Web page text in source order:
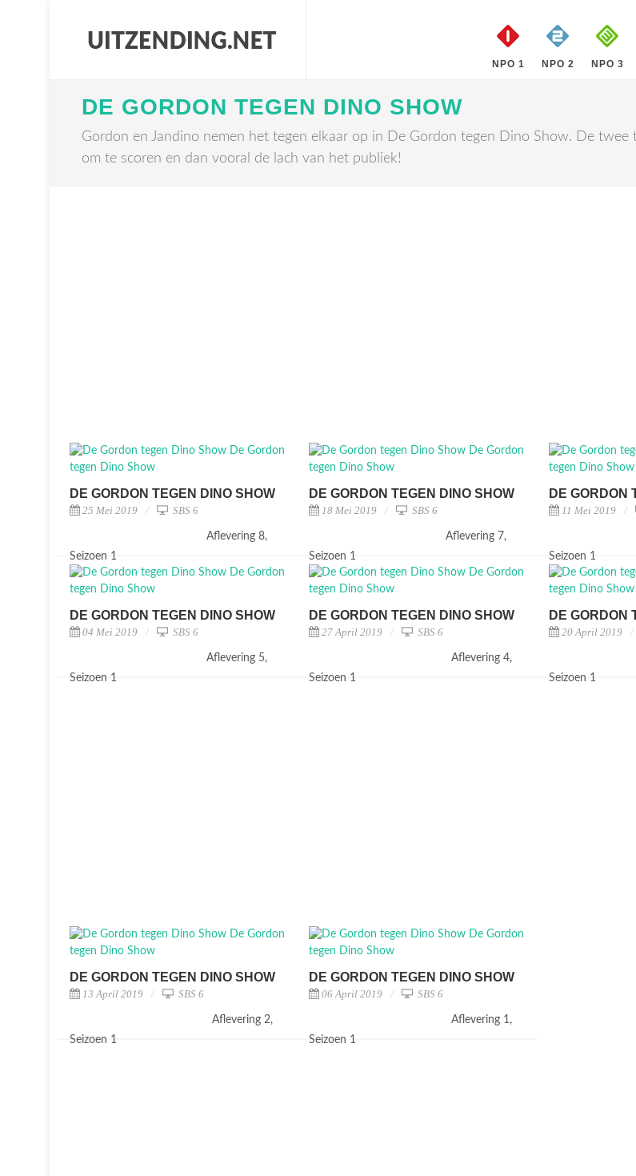
NPO 1 NPO 2 NPO 3
DE GORDON TEGEN DINO SHOW
Gordon en Jandino nemen het tegen elkaar op in De Gordon tegen Dino Show. De twee
om te scoren en dan vooral de lach van het publiek!
DE GORDON TEGEN DINO SHOW
25 Mei 2019 SBS 6
Aflevering 8,
Seizoen 1
DE GORDON TEGEN DINO SHOW
18 Mei 2019 SBS 6
Aflevering 7,
Seizoen 1
DE GORDON
11 Mei 2019
Seizoen 1
DE GORDON TEGEN DINO SHOW
04 Mei 2019 SBS 6
Aflevering 5,
Seizoen 1
DE GORDON TEGEN DINO SHOW
27 April 2019 SBS 6
Aflevering 4,
Seizoen 1
DE GORDON
20 April 2019
Seizoen 1
DE GORDON TEGEN DINO SHOW
13 April 2019 SBS 6
Aflevering 2,
Seizoen 1
DE GORDON TEGEN DINO SHOW
06 April 2019 SBS 6
Aflevering 1,
Seizoen 1